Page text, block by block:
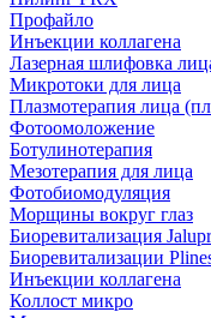
Профайло
Инъекции коллагена
Лазерная шлифовка
Микротоки для лица
Плазмотерапия лица
Фотоомоложение
Ботулинотерапия
Мезотерапия для лица
Фотобиомодуляция
Морщины вокруг глаз
Биоревитализация
Биоревитализации
Инъекции коллагена
Коллост микро